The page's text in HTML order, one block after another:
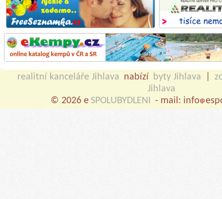
realitní kanceláře Jihlava nabízí byty Jihlava
Jihlava
© 2026 e SPOLUBYDLENI - mail: info